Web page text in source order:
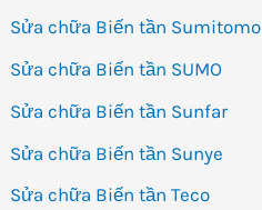
Sửa chữa Biến tần Sumitomo
Sửa chữa Biến tần SUMO
Sửa chữa Biến tần Sunfar
Sửa chữa Biến tần Sunye
Sửa chữa Biến tần Teco